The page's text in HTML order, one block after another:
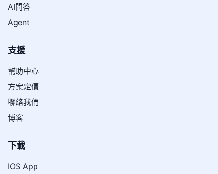
AI問答
Agent
支援
幫助中心
方案定價
聯絡我們
博客
下載
IOS App